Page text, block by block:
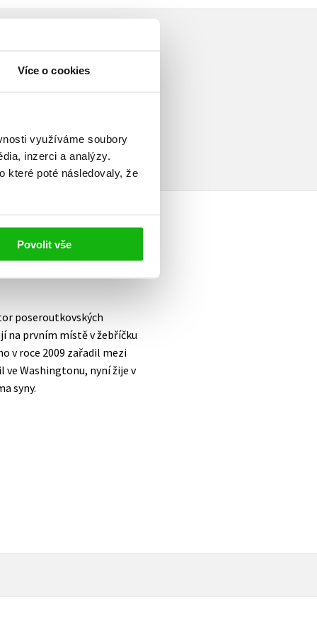
Více o cookies
využíváme soubory
inzerci a analýzy.
které poté následovaly, že
Povolit vše
poseroutkovských
na prvním místě v žebříčku
v roce 2009 zařadil mezi
Washingtonu, nyní žije v
syny.